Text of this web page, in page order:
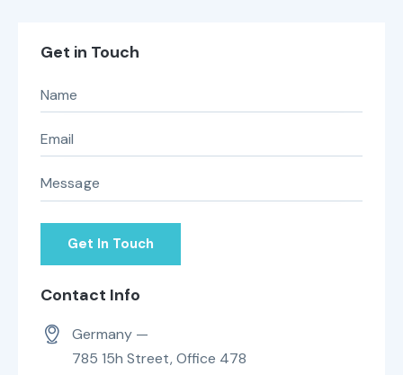
Get in Touch
Contact Info
Germany —
785 15h Street, Office 478